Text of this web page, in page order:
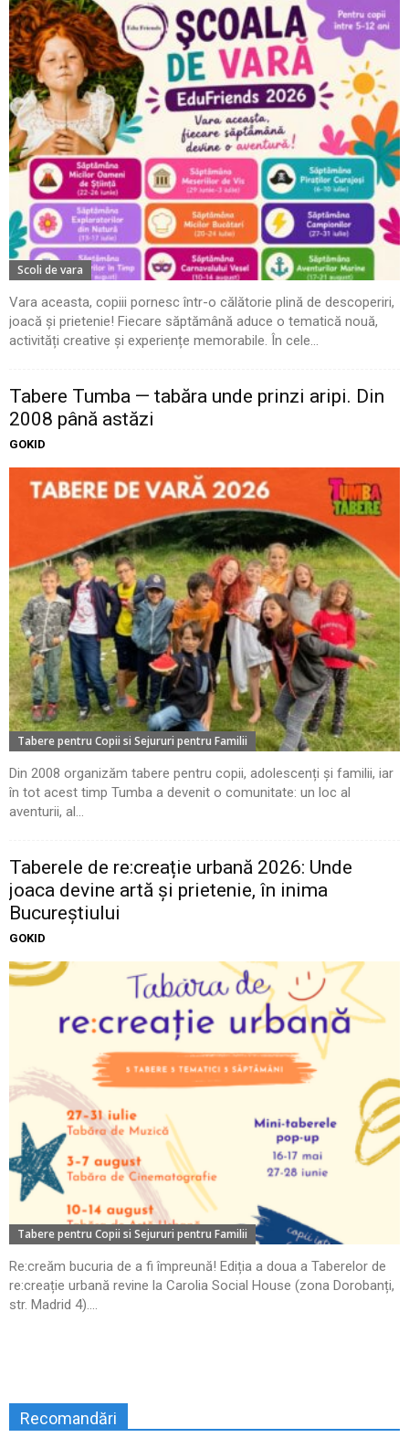
Scoli de vara
Vara aceasta, copiii pornesc într-o călătorie plină de descoperiri,
joacă și prietenie! Fiecare săptămână aduce o tematică nouă,
activități creative și experiențe memorabile. În cele...
Tabere Tumba — tabăra unde prinzi aripi. Din
2008 până astăzi
GOKID
Tabere pentru Copii si Sejururi pentru Familii
Din 2008 organizăm tabere pentru copii, adolescenți și familii, iar
în tot acest timp Tumba a devenit o comunitate: un loc al
aventurii, al...
Taberele de re:creație urbană 2026: Unde
joaca devine artă și prietenie, în inima
Bucureștiului
GOKID
Tabere pentru Copii si Sejururi pentru Familii
Re:creăm bucuria de a fi împreună! Ediția a doua a Taberelor de
re:creație urbană revine la Carolia Social House (zona Dorobanți,
str. Madrid 4)....
Recomandări